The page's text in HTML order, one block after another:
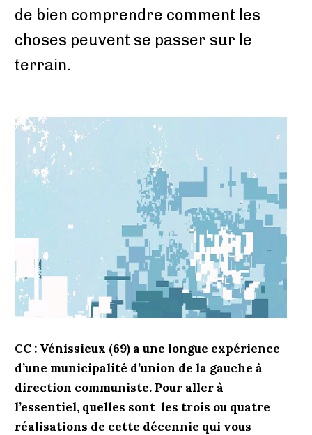
de bien comprendre comment les
choses peuvent se passer sur le
terrain.
CC : Vénissieux (69) a une longue expérience
d’une municipalité d’union de la gauche à
direction communiste. Pour aller à
l’essentiel, quelles sont les trois ou quatre
réalisations de cette décennie qui vous